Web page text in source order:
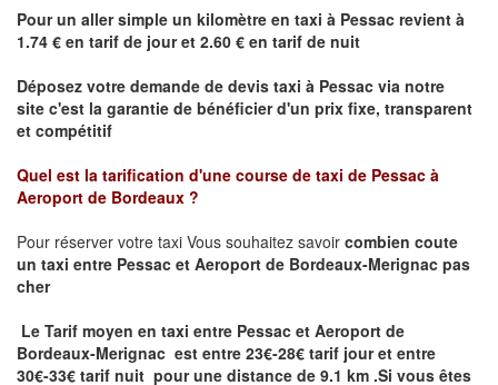
Pour un aller simple un kilomètre en taxi à Pessac revient à
1.74 € en tarif de jour et 2.60 € en tarif de nuit
Déposez votre demande de devis taxi à Pessac via notre
site c'est la garantie de bénéficier d'un prix fixe, transparent
et compétitif
Quel est la tarification d'une course de taxi de Pessac à
Aeroport de Bordeaux ?
Pour réserver votre taxi Vous souhaitez savoir combien coute
un taxi entre Pessac et Aeroport de Bordeaux-Merignac pas
cher
Le Tarif moyen en taxi entre Pessac et Aeroport de
Bordeaux-Merignac est entre 23€-28€ tarif jour et entre
30€-33€ tarif nuit pour une distance de 9.1 km .Si vous êtes